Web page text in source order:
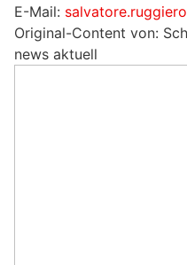
E-Mail:
Original-Content von:
news aktuell